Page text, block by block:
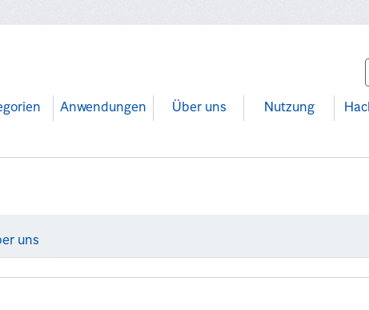
Anwendungen Über uns Nutzung
uns